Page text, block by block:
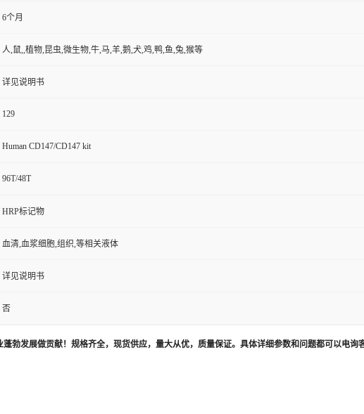
6个月
人,鼠,,植物,昆虫,微生物,牛,马,羊,鹅,犬,鸡,鸭,鱼,兔,猴等
详见说明书
129
Human CD147/CD147 kit
96T/48T
HRP标记物
血清,血浆细胞,组织,等相关液体
详见说明书
否
勃发展做贡献！规格齐全，现货供应，量大从优，质量保证。具体详细参数和问题都可以电询